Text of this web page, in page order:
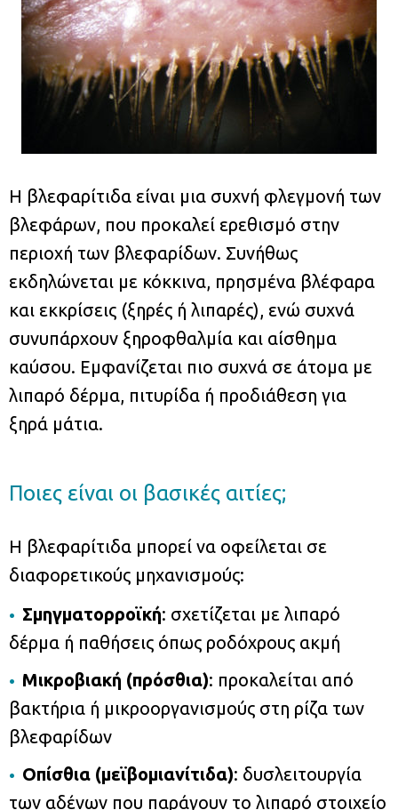
Η βλεφαρίτιδα είναι μια συχνή φλεγμονή των
βλεφάρων, που προκαλεί ερεθισμό στην
περιοχή των βλεφαρίδων. Συνήθως
εκδηλώνεται με κόκκινα, πρησμένα βλέφαρα
και εκκρίσεις (ξηρές ή λιπαρές), ενώ συχνά
συνυπάρχουν ξηροφθαλμία και αίσθημα
καύσου. Εμφανίζεται πιο συχνά σε άτομα με
λιπαρό δέρμα, πιτυρίδα ή προδιάθεση για
ξηρά μάτια.
Ποιες είναι οι βασικές αιτίες;
Η βλεφαρίτιδα μπορεί να οφείλεται σε
διαφορετικούς μηχανισμούς:
Σμηγματορροϊκή: σχετίζεται με λιπαρό
δέρμα ή παθήσεις όπως ροδόχρους ακμή
Μικροβιακή (πρόσθια): προκαλείται από
βακτήρια ή μικροοργανισμούς στη ρίζα των
βλεφαρίδων
Οπίσθια (μεϊβομιανίτιδα): δυσλειτουργία
των αδένων που παράγουν το λιπαρό στοιχείο